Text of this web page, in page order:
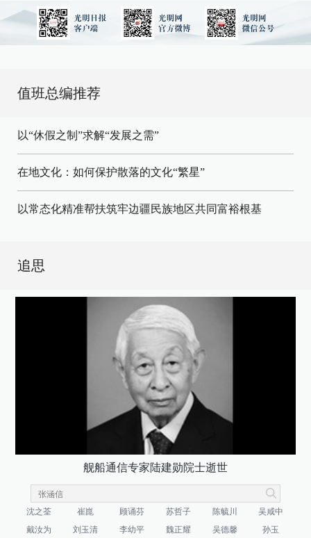
值班总编推荐
以“休假之制”求解“发展之需”
在地文化：如何保护散落的文化“繁星”
以常态化精准帮扶筑牢边疆民族地区共同富裕根基
追思
舰船通信专家陆建勋院士逝世
沈之荃 崔崑 顾诵芬 苏哲子 陈毓川
吴咸中
戴汝为
刘玉清 李幼平 魏正耀 吴德馨 孙玉